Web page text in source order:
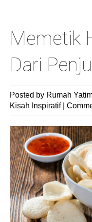
Memetik
Dari
Posted by Rumah
Kisah Inspiratif